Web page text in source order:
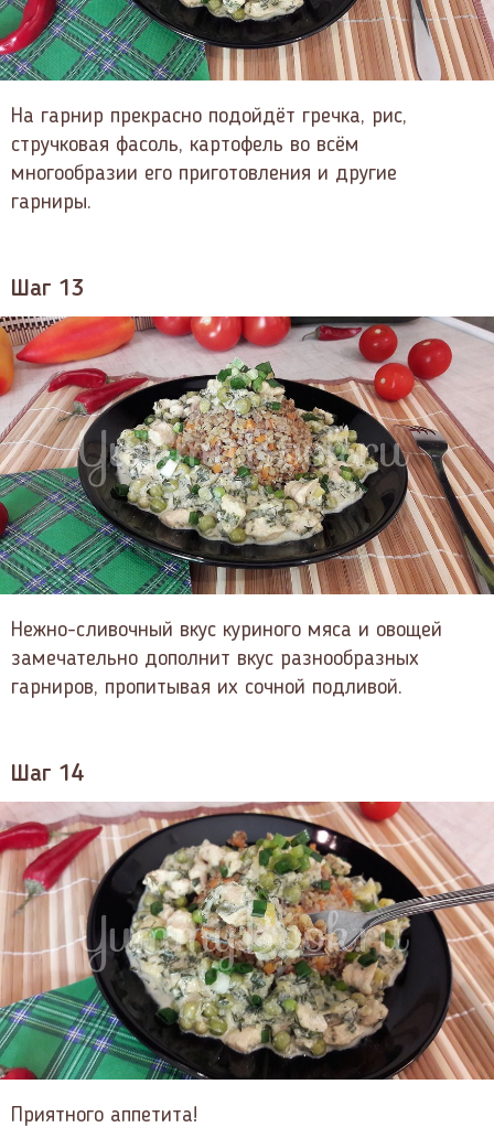
На гарнир прекрасно подойдёт гречка, рис,
стручковая фасоль, картофель во всём
многообразии его приготовления и другие
гарниры.
Шаг 13
Нежно-сливочный вкус куриного мяса и овощей
замечательно дополнит вкус разнообразных
гарниров, пропитывая их сочной подливой.
Шаг 14
Приятного аппетита!